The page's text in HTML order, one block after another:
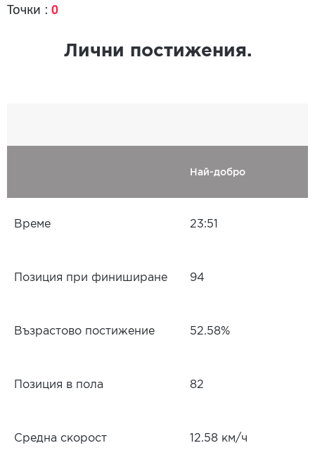
Точки : 0
Лични постижения.
Най-добро
Време 23:51
Позиция при финиширане 94
Възрастово постижение 52.58%
Позиция в пола 82
Средна скорост 12.58 км/ч